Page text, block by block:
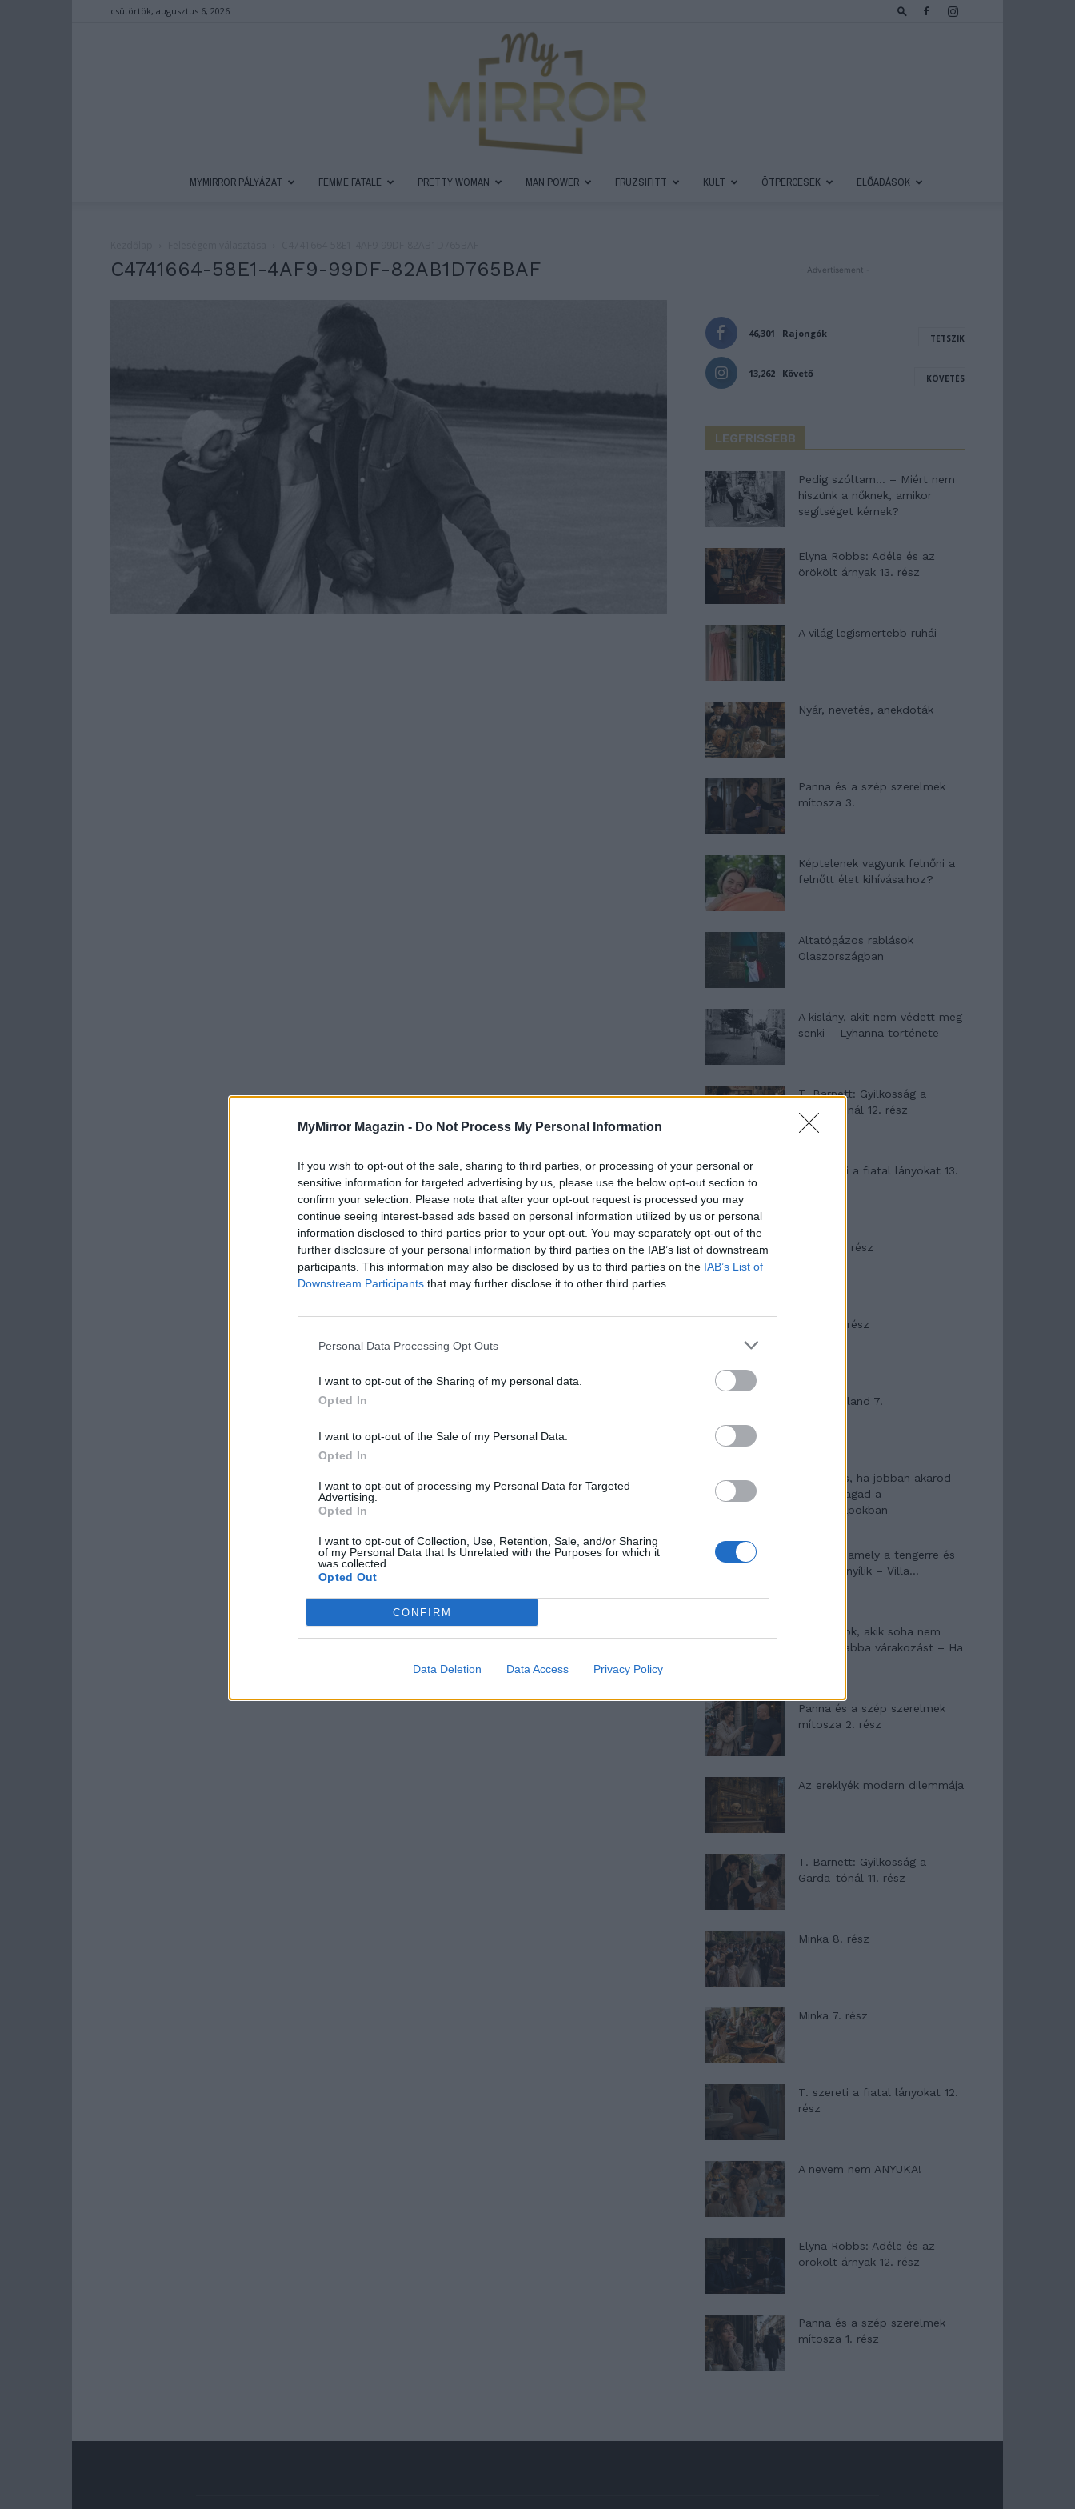
MyMirror Magazin - Do Not Process My Personal Information
If you wish to opt-out of the sale, sharing to third parties, or processing of your personal or
sensitive information for targeted advertising by us, please use the below opt-out section to
confirm your selection. Please note that after your opt-out request is processed you may
continue seeing interest-based ads based on personal information utilized by us or personal
information disclosed to third parties prior to your opt-out. You may separately opt-out of the
further disclosure of your personal information by third parties on the IAB’s list of downstream
participants. This information may also be disclosed by us to third parties on the IAB’s List of
Downstream Participants that may further disclose it to other third parties.
Personal Data Processing Opt Outs
I want to opt-out of the Sharing of my personal data.
Opted In
I want to opt-out of the Sale of my Personal Data.
Opted In
I want to opt-out of processing my Personal Data for Targeted
Advertising.
Opted In
I want to opt-out of Collection, Use, Retention, Sale, and/or Sharing
of my Personal Data that Is Unrelated with the Purposes for which it
was collected.
Opted Out
CONFIRM
Data Deletion Data Access Privacy Policy
csütörtök, augusztus 6, 2026
MYMIRROR PÁLYÁZAT FEMME FATALE PRETTY WOMAN MAN POWER FRUZSIFITT KULT ÖTPERCESEK ELŐADÁSOK
C4741664-58E1-4AF9-99DF-82AB1D765BAF - Advertisement -
46,301 Rajongók TETSZIK
13,262 Követő KÖVETÉS
LEGFRISSEBB
Pedig szóltam… – Miért nem
hiszünk a nőknek, amikor
segítséget kérnek?
Elyna Robbs: Adéle és az
örökölt árnyak 13. rész
A világ legismertebb ruhái
Nyár, nevetés, anekdoták
Panna és a szép szerelmek
mítosza 3.
Képtelenek vagyunk felnőni a
felnőtt élet kihívásaihoz?
Altatógázos rablások
Olaszországban
A kislány, akit nem védett meg
senki – Lyhanna története
T. Barnett: Gyilkosság a
Garda-tónál 12. rész
T. szereti a fiatal lányokat 13.
Minka 10. rész
Minka 9. rész
Máltai kaland 7.
10 tanács, ha jobban akarod
érezni magad a
hétköznapokban
Egy ház, amely a tengerre és
a fényre nyílik – Villa...
A családok, akik soha nem
hagyták abba várakozást – Ha
Panna és a szép szerelmek
mítosza 2. rész
Az ereklyék modern dilemmája
T. Barnett: Gyilkosság a
Garda-tónál 11. rész
Minka 8. rész
Minka 7. rész
T. szereti a fiatal lányokat 12.
rész
A nevem nem ANYUKA!
Elyna Robbs: Adéle és az
örökölt árnyak 12. rész
Panna és a szép szerelmek
mítosza 1. rész